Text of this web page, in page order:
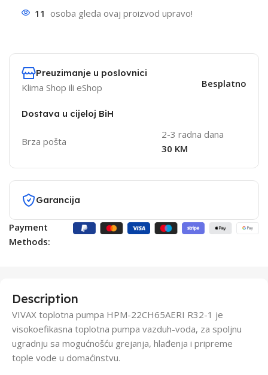
11 osoba gleda ovaj proizvod upravo!
Preuzimanje u poslovnici
Klima Shop ili eShop Besplatno
Dostava u cijeloj BiH
Brza pošta
2-3 radna dana
30 KM
Garancija
Payment
Methods:
Description
VIVAX toplotna pumpa HPM-22CH65AERI R32-1 je
visokoefikasna toplotna pumpa vazduh-voda, za spoljnu
ugradnju sa mogućnošću grejanja, hlađenja i pripreme
tople vode u domaćinstvu.